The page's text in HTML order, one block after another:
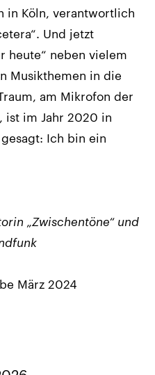
in Köln, verantwortlich
Und jetzt
heute“ neben vielem
Musikthemen in die
am Mikrofon der
ist im Jahr 2020 in
Ich bin ein
„Zwischentöne“ und
März 2024